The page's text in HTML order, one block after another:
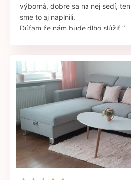
výborná, dobre sa na nej sedí,
sme to aj naplnili.
Dúfam že nám bude dlho slúžiť.“